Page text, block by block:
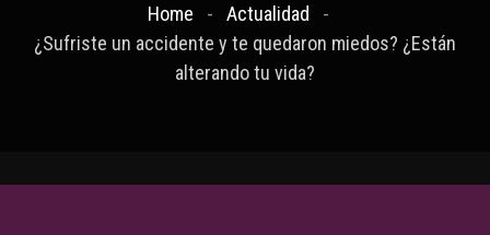
Home
Actualidad
¿Sufriste un accidente y te quedaron miedos? ¿Están
alterando tu vida?